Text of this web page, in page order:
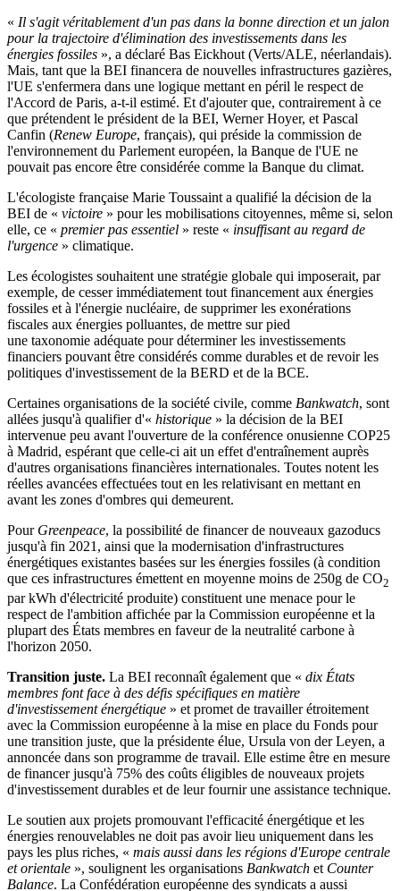
« Il s'agit véritablement d'un pas dans la bonne direction et un jalon
pour la trajectoire d'élimination des investissements dans les
énergies fossiles », a déclaré Bas Eickhout (Verts/ALE, néerlandais).
Mais, tant que la BEI financera de nouvelles infrastructures gazières,
l'UE s'enfermera dans une logique mettant en péril le respect de
l'Accord de Paris, a-t-il estimé. Et d'ajouter que, contrairement à ce
que prétendent le président de la BEI, Werner Hoyer, et Pascal
Canfin (Renew Europe, français), qui préside la commission de
l'environnement du Parlement européen, la Banque de l'UE ne
pouvait pas encore être considérée comme la Banque du climat.
L'écologiste française Marie Toussaint a qualifié la décision de la
BEI de « victoire » pour les mobilisations citoyennes, même si, selon
elle, ce « premier pas essentiel » reste « insuffisant au regard de
l'urgence » climatique.
Les écologistes souhaitent une stratégie globale qui imposerait, par
exemple, de cesser immédiatement tout financement aux énergies
fossiles et à l'énergie nucléaire, de supprimer les exonérations
fiscales aux énergies polluantes, de mettre sur pied
une taxonomie adéquate pour déterminer les investissements
financiers pouvant être considérés comme durables et de revoir les
politiques d'investissement de la BERD et de la BCE.
Certaines organisations de la société civile, comme Bankwatch, sont
allées jusqu'à qualifier d'« historique » la décision de la BEI
intervenue peu avant l'ouverture de la conférence onusienne COP25
à Madrid, espérant que celle-ci ait un effet d'entraînement auprès
d'autres organisations financières internationales. Toutes notent les
réelles avancées effectuées tout en les relativisant en mettant en
avant les zones d'ombres qui demeurent.
Pour Greenpeace, la possibilité de financer de nouveaux gazoducs
jusqu'à fin 2021, ainsi que la modernisation d'infrastructures
énergétiques existantes basées sur les énergies fossiles (à condition
que ces infrastructures émettent en moyenne moins de 250g de CO2
par kWh d'électricité produite) constituent une menace pour le
respect de l'ambition affichée par la Commission européenne et la
plupart des États membres en faveur de la neutralité carbone à
l'horizon 2050.
Transition juste. La BEI reconnaît également que « dix États
membres font face à des défis spécifiques en matière
d'investissement énergétique » et promet de travailler étroitement
avec la Commission européenne à la mise en place du Fonds pour
une transition juste, que la présidente élue, Ursula von der Leyen, a
annoncée dans son programme de travail. Elle estime être en mesure
de financer jusqu'à 75% des coûts éligibles de nouveaux projets
d'investissement durables et de leur fournir une assistance technique.
Le soutien aux projets promouvant l'efficacité énergétique et les
énergies renouvelables ne doit pas avoir lieu uniquement dans les
pays les plus riches, « mais aussi dans les régions d'Europe centrale
et orientale », soulignent les organisations Bankwatch et Counter
Balance. La Confédération européenne des syndicats a aussi